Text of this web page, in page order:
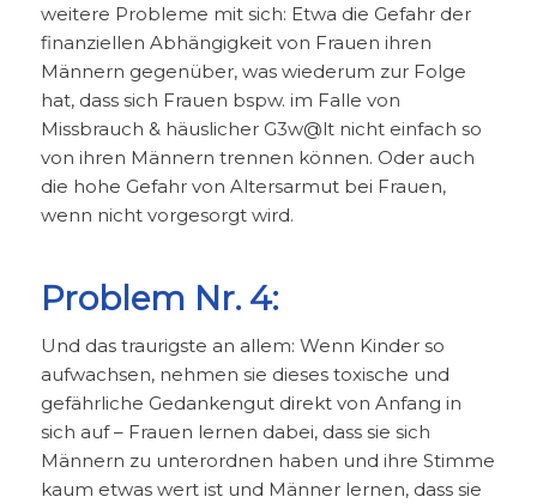
weitere Probleme mit sich: Etwa die Gefahr der
finanziellen Abhängigkeit von Frauen ihren
Männern gegenüber, was wiederum zur Folge
hat, dass sich Frauen bspw. im Falle von
Missbrauch & häuslicher G3w@lt nicht einfach so
von ihren Männern trennen können. Oder auch
die hohe Gefahr von Altersarmut bei Frauen,
wenn nicht vorgesorgt wird.
Problem Nr. 4:
Und das traurigste an allem: Wenn Kinder so
aufwachsen, nehmen sie dieses toxische und
gefährliche Gedankengut direkt von Anfang in
sich auf – Frauen lernen dabei, dass sie sich
Männern zu unterordnen haben und ihre Stimme
kaum etwas wert ist und Männer lernen, dass sie